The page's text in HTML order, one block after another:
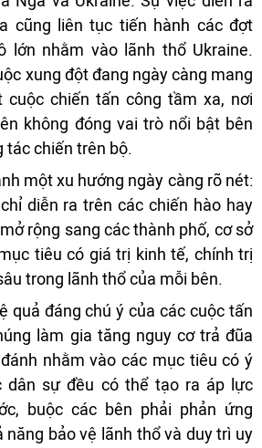
cũng liên tục tiến hành các đợt
lớn nhằm vào lãnh thổ Ukraine.
xung đột đang ngày càng mang
cuộc chiến tấn công tầm xa, nơi
không đóng vai trò nổi bật bên
tác chiến trên bộ.
một xu hướng ngày càng rõ nét:
diễn ra trên các chiến hào hay
rộng sang các thành phố, cơ sở
tiêu có giá trị kinh tế, chính trị
trong lãnh thổ của mỗi bên.
quả đáng chú ý của các cuộc tấn
làm gia tăng nguy cơ trả đũa
nhằm vào các mục tiêu có ý
dân sự đều có thể tạo ra áp lực
buộc các bên phải phản ứng
năng bảo vệ lãnh thổ và duy trì uy